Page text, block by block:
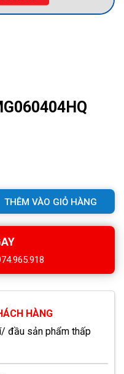
THÊM VÀO GIỎ HÀNG
HÀNG
đầu sản phẩm thấp